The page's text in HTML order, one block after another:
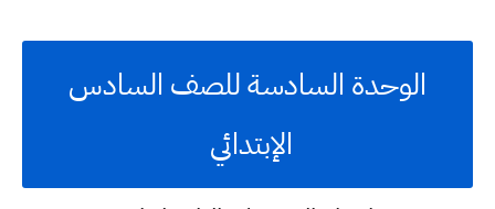
الوحدة السادسة للصف السادس
الإبتدائي